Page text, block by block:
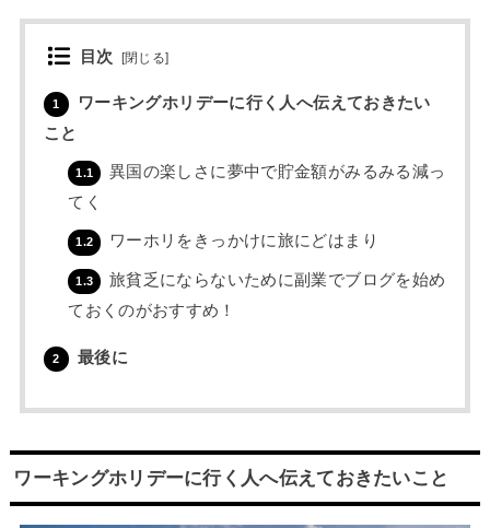
目次 [閉じる]
1
ワーキングホリデーに行く人へ伝えておきたい
こと
1.1
異国の楽しさに夢中で貯金額がみるみる減っ
てく
1.2 ワーホリをきっかけに旅にどはまり
1.3
旅貧乏にならないために副業でブログを始め
ておくのがおすすめ！
2 最後に
ワーキングホリデーに行く人へ伝えておきたいこと